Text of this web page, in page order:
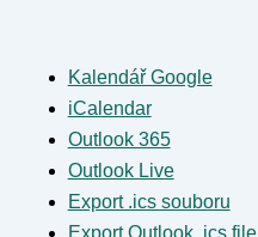
Kalendář Google
iCalendar
Outlook 365
Outlook Live
Export .ics souboru
Export Outlook .ics file